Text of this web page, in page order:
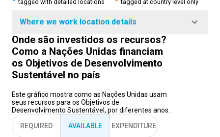
tagged with detailed locations
tagged at country level only
Where we work location details
Onde são investidos os recursos?
Como a Nações Unidas financiam
os Objetivos de Desenvolvimento
Sustentável no país
Este gráfico mostra como as Nações Unidas usam
seus recursos para os Objetivos de
Desenvolvimento Sustentável, por diferentes anos.
REQUIRED
AVAILABLE EXPENDITURE